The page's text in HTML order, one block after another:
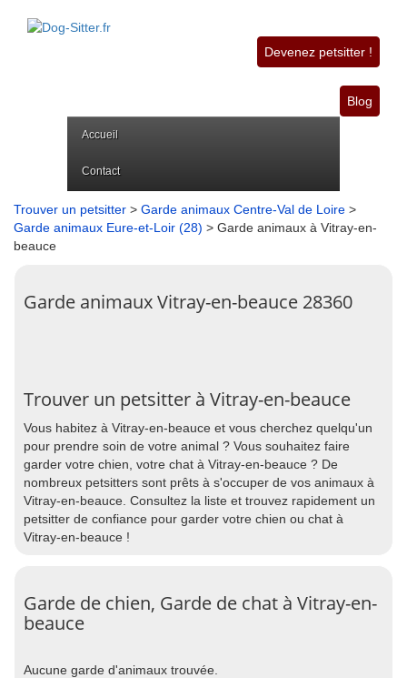
Devenez petsitter !
Blog
Accueil
Contact
Trouver un petsitter > Garde animaux Centre-Val de Loire >
Garde animaux Eure-et-Loir (28) > Garde animaux à Vitray-en-
beauce
Garde animaux Vitray-en-beauce 28360
Trouver un petsitter à Vitray-en-beauce
Vous habitez à Vitray-en-beauce et vous cherchez quelqu'un
pour prendre soin de votre animal ? Vous souhaitez faire
garder votre chien, votre chat à Vitray-en-beauce ? De
nombreux petsitters sont prêts à s'occuper de vos animaux à
Vitray-en-beauce. Consultez la liste et trouvez rapidement un
petsitter de confiance pour garder votre chien ou chat à
Vitray-en-beauce !
Garde de chien, Garde de chat à Vitray-en-
beauce
Aucune garde d'animaux trouvée.